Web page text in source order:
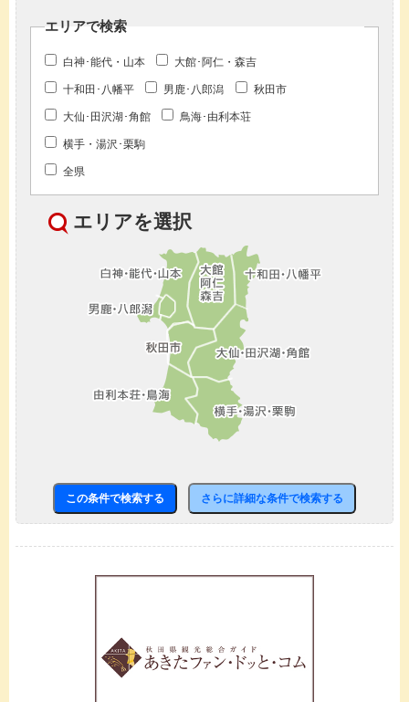
エリアで検索
白神･能代・山本 大館･阿仁・森吉
十和田･八幡平 男鹿･八郎潟 秋田市
大仙･田沢湖･角館 鳥海･由利本荘
横手・湯沢･栗駒
全県
エリアを選択
この条件で検索する さらに詳細な条件で検索する